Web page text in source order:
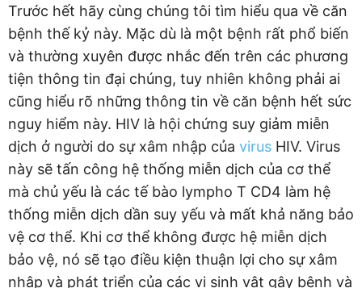
Trước hết hãy cùng chúng tôi tìm hiểu qua về căn
bệnh thế kỷ này. Mặc dù là một bệnh rất phổ biến
và thường xuyên được nhắc đến trên các phương
tiện thông tin đại chúng, tuy nhiên không phải ai
cũng hiểu rõ những thông tin về căn bệnh hết sức
nguy hiểm này. HIV là hội chứng suy giảm miễn
dịch ở người do sự xâm nhập của virus HIV. Virus
này sẽ tấn công hệ thống miễn dịch của cơ thể
mà chủ yếu là các tế bào lympho T CD4 làm hệ
thống miễn dịch dần suy yếu và mất khả năng bảo
vệ cơ thể. Khi cơ thể không được hệ miễn dịch
bảo vệ, nó sẽ tạo điều kiện thuận lợi cho sự xâm
nhập và phát triển của các vi sinh vật gây bệnh và